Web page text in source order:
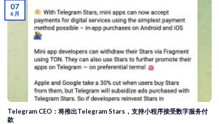
Telegram CEO：将推出Telegram Stars，支持小程序接受数字服务付
款
07
6 月